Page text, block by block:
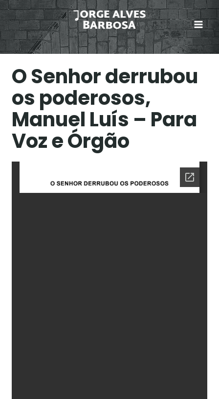
Skip
to
content
O Senhor derrubou
os poderosos,
Manuel Luís – Para
Voz e Órgão